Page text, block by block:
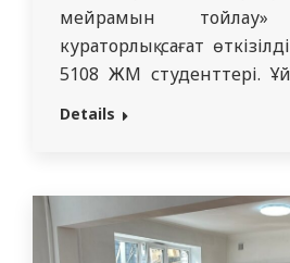
мейрамын тойлау»
кураторлық сағат
5108 ЖМ студенттері.
кафедра ассистенті
наркология
доктор Phd
Details